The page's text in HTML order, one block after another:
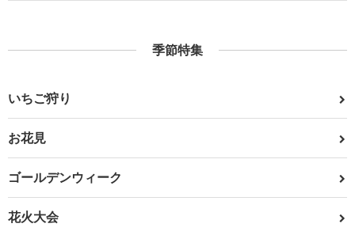
季節特集
いちご狩り
お花見
ゴールデンウィーク
花火大会